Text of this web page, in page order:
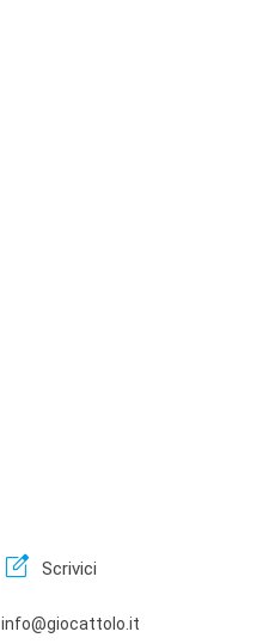
edit_square Scrivici
info@giocattolo.it